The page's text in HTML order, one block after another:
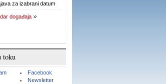
za izabrani datum
događaja
toku
Facebook
Newsletter